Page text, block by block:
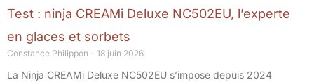
Test : ninja CREAMi Deluxe NC502EU, l’experte
en glaces et sorbets
Constance Philippon 18 juin 2026
La Ninja CREAMi Deluxe NC502EU s’impose depuis 2024